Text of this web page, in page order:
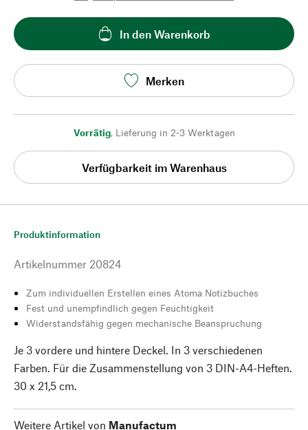
In den Warenkorb
Merken
Vorrätig, Lieferung in 2-3 Werktagen
Verfügbarkeit im Warenhaus
Produktinformation
Artikelnummer 20824
Zum individuellen Erstellen eines Atoma Notizbuches
Fest und unempfindlich gegen Feuchtigkeit
Widerstandsfähig gegen mechanische Beanspruchung
Je 3 vordere und hintere Deckel. In 3 verschiedenen
Farben. Für die Zusammenstellung von 3 DIN-A4-Heften.
30 x 21,5 cm.
Weitere Artikel von Manufactum